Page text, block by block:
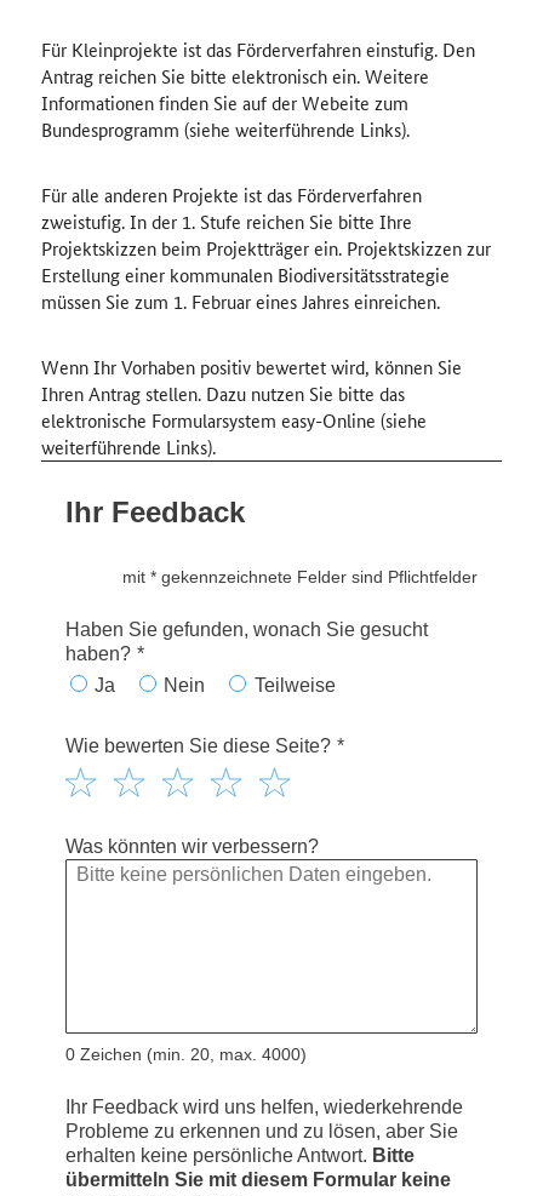
Für Kleinprojekte ist das Förderverfahren einstufig. Den
Antrag reichen Sie bitte elektronisch ein. Weitere
Informationen finden Sie auf der Webeite zum
Bundesprogramm (siehe weiterführende Links).
Für alle anderen Projekte ist das Förderverfahren
zweistufig. In der 1. Stufe reichen Sie bitte Ihre
Projektskizzen beim Projektträger ein. Projektskizzen zur
Erstellung einer kommunalen Biodiversitätsstrategie
müssen Sie zum 1. Februar eines Jahres einreichen.
Wenn Ihr Vorhaben positiv bewertet wird, können Sie
Ihren Antrag stellen. Dazu nutzen Sie bitte das
elektronische Formularsystem easy-Online (siehe
weiterführende Links).